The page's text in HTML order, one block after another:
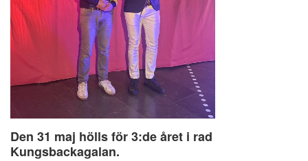
Den 31 maj hölls för 3:de året i rad
Kungsbackagalan.